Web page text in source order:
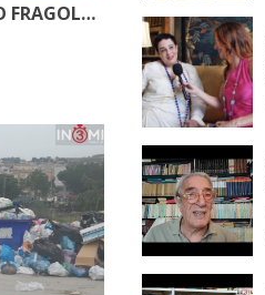
“BENGALA” DI LORENZO FRAGOLA. CE NE PARLA GIUSY RANDAZZO